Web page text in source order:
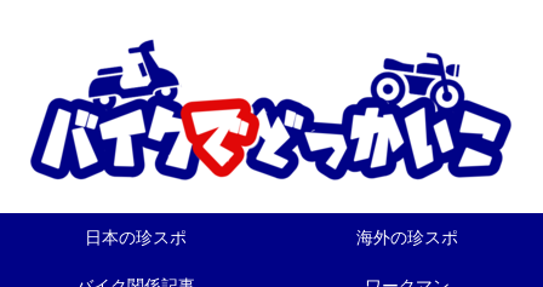
日本の珍スポ 海外の珍スポ